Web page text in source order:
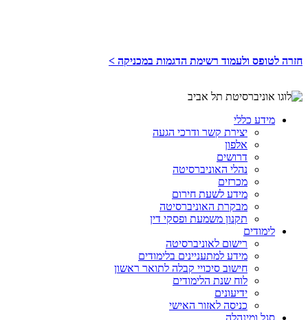
חזרה לטופס ולעמוד רשימת הדגמות במכניקה >
מידע כללי
יצירת קשר ודרכי הגעה
אלפון
דרושים
נהלי האוניברסיטה
מכרזים
מידע לשעת חירום
מבקרת האוניברסיטה
תקנון משמעת ופסקי דין
לימודים
רישום לאוניברסיטה
מידע למתעניינים בלימודים
חישוב סיכויי קבלה לתואר ראשון
לוח שנת הלימודים
ידיעונים
כניסה לאזור האישי